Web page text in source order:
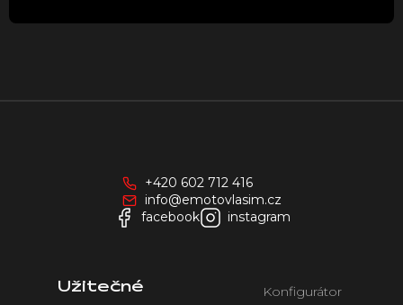
+420 602 712 416
info@emotovlasim.cz
facebook
instagram
Užitečné
Konfigurátor